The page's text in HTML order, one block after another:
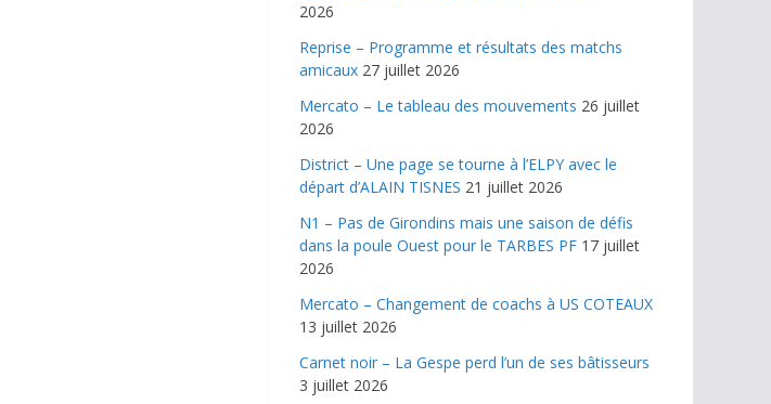
2026
Reprise – Programme et résultats des matchs
amicaux 27 juillet 2026
Mercato – Le tableau des mouvements 26 juillet
2026
District – Une page se tourne à l’ELPY avec le
départ d’ALAIN TISNES 21 juillet 2026
N1 – Pas de Girondins mais une saison de défis
dans la poule Ouest pour le TARBES PF 17 juillet
2026
Mercato – Changement de coachs à US COTEAUX
13 juillet 2026
Carnet noir – La Gespe perd l’un de ses bâtisseurs
3 juillet 2026